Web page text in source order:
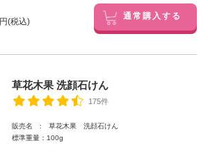
円(税込) 通常購入する
草花木果 洗顔石けん
175件
販売名 : 草花木果 洗顔石けん
標準重量：100g